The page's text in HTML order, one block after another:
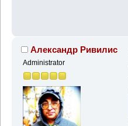
Александр Ривилис
Administrator